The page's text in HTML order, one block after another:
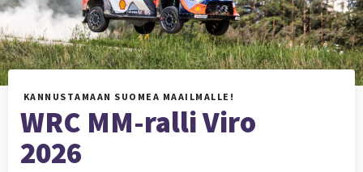
KANNUSTAMAAN SUOMEA MAAILMALLE!
WRC MM-ralli Viro
2026